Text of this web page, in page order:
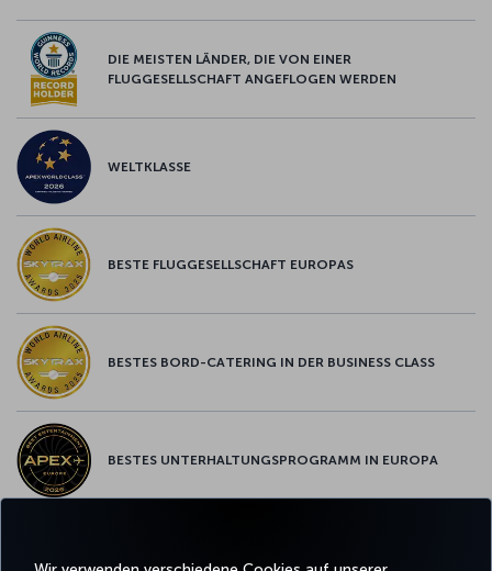
DIE MEISTEN LÄNDER, DIE VON EINER
FLUGGESELLSCHAFT ANGEFLOGEN WERDEN
WELTKLASSE
BESTE FLUGGESELLSCHAFT EUROPAS
BESTES BORD-CATERING IN DER BUSINESS CLASS
BESTES UNTERHALTUNGSPROGRAMM IN EUROPA